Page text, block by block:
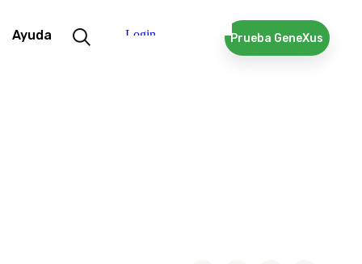
Ayuda Prueba GeneXus
información relacionada